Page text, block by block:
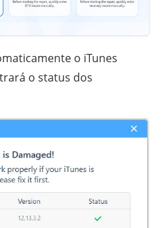
o iTunes
o status dos